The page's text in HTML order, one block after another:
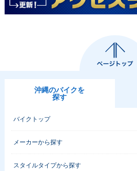
沖縄のバイクを
探す
バイクトップ
メーカーから探す
スタイルタイプから探す